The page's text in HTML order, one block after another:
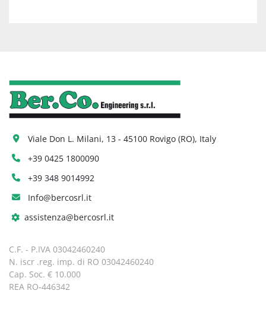
Viale Don L. Milani, 13 - 45100 Rovigo (RO), Italy
+39 0425 1800090
+39 348 9014992
Info@bercosrl.it
assistenza@bercosrl.it
C.F. - P.IVA 03042460240
N. iscr .reg. imp. di RO 03042460240
Cap. Soc. € 10.000
REA RO-446342